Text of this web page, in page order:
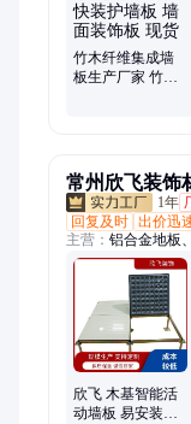
竹木纤维集成墙
板生产厂家 竹纤
常州欣飞装饰
1年
回复及时 出价迅
主营： 铝合金地板
板、静电地板、直
电地板、全钢防
板、景观地板、
智能地板、六面包
欣飞 木基智能活
动墙板 易安装维